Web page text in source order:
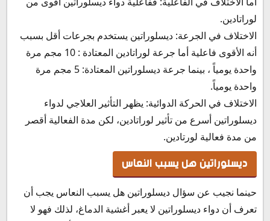
لوراتادين.
الاختلاف في الجرعة: ديسلوراتين يستخدم بجرعات أقل بسبب
أنه الأقوى فاعلية أما جرعة لوراتادين المعتادة : 10 مجم مرة
واحدة يومياً ، بينما جرعة ديسلوراتين المعتادة: 5 مجم مرة
واحدة يومياً.
الاختلاف في الحركة الدوائية: يظهر التأثير العلاجي لدواء
ديسلوراتين أسرع من تأثير لوراتادين، لكن مدة الفعالية أقصر
من مدة فعالية لورتادين.
ديسلوراتين هل يسبب النعاس
حينما نجيب عن سؤال ديسلوراتين هل يسبب النعاس يجب أن
تعرف أن دواء ديسلوراتين لا يعبر أغشية الدماغ، لذلك فهو لا